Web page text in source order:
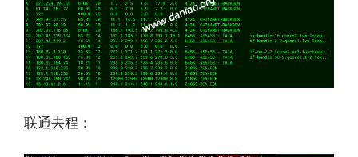
联通去程：